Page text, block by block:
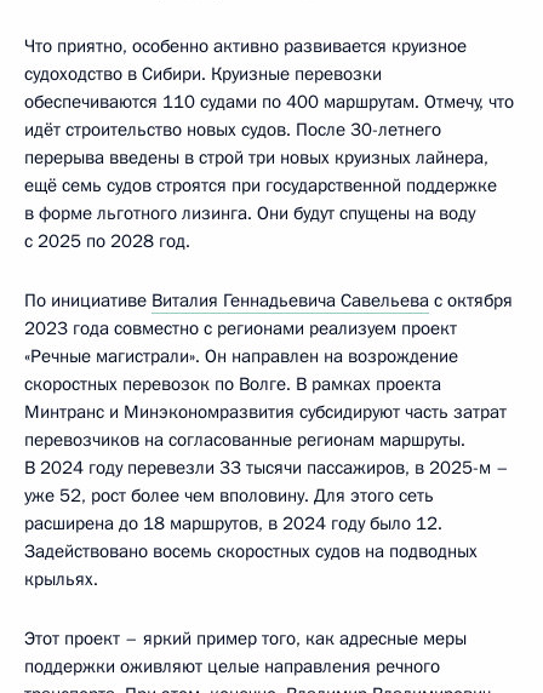
Что приятно, особенно активно развивается круизное
судоходство в Сибири. Круизные перевозки
обеспечиваются 110 судами по 400 маршрутам. Отмечу, что
идёт строительство новых судов. После 30-летнего
перерыва введены в строй три новых круизных лайнера,
ещё семь судов строятся при государственной поддержке
в форме льготного лизинга. Они будут спущены на воду
с 2025 по 2028 год.
По инициативе Виталия Геннадьевича Савельева с октября
2023 года совместно с регионами реализуем проект
«Речные магистрали». Он направлен на возрождение
скоростных перевозок по Волге. В рамках проекта
Минтранс и Минэкономразвития субсидируют часть затрат
перевозчиков на согласованные регионам маршруты.
В 2024 году перевезли 33 тысячи пассажиров, в 2025-м –
уже 52, рост более чем вполовину. Для этого сеть
расширена до 18 маршрутов, в 2024 году было 12.
Задействовано восемь скоростных судов на подводных
крыльях.
Этот проект – яркий пример того, как адресные меры
поддержки оживляют целые направления речного